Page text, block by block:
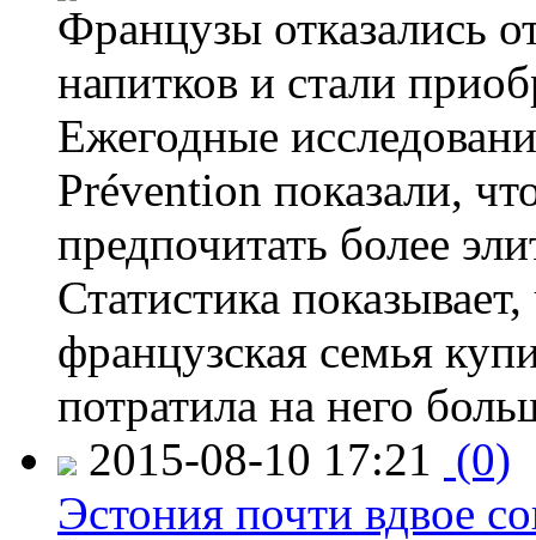
Французы отказались
напитков и стали
Ежегодные
Prévention показали,
предпочитать более
Статистика
французская семья
потратила на него
2015-08-10 17:21 (0)
Эстония почти вдвое